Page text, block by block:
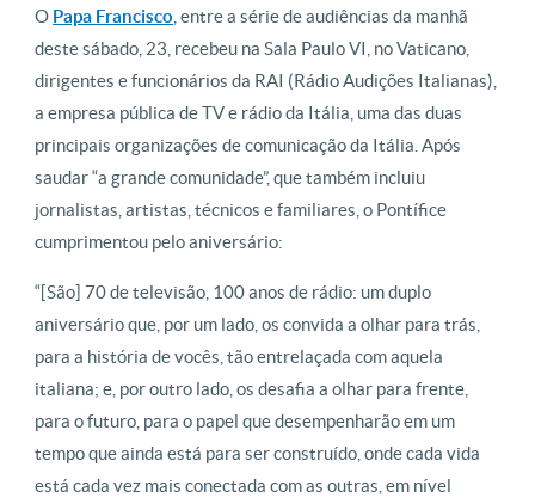
O Papa Francisco , entre a série de audiências da manhã
deste sábado, 23, recebeu na Sala Paulo VI, no Vaticano,
dirigentes e funcionários da RAI (Rádio Audições Italianas),
a empresa pública de TV e rádio da Itália, uma das duas
principais organizações de comunicação da Itália. Após
saudar “a grande comunidade”, que também incluiu
jornalistas, artistas, técnicos e familiares, o Pontífice
cumprimentou pelo aniversário:
“[São] 70 de televisão, 100 anos de rádio: um duplo
aniversário que, por um lado, os convida a olhar para trás,
para a história de vocês, tão entrelaçada com aquela
italiana; e, por outro lado, os desafia a olhar para frente,
para o futuro, para o papel que desempenharão em um
tempo que ainda está para ser construído, onde cada vida
está cada vez mais conectada com as outras, em nível